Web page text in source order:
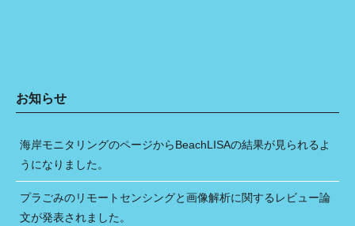
お知らせ
海岸モニタリングのページからBeachLISAの結果が見られるよ
うになりました。
プラごみのリモートセンシングと画像解析に関するレビュー論
文が発表されました。